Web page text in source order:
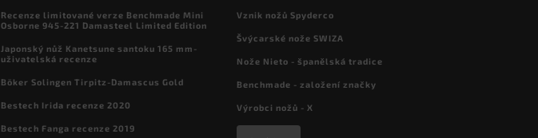
Recenze limitované verze Benchmade Mini
Osborne 945-221 Damasteel Limited Edition
Japonský nůž Kanetsune santoku 165 mm-
uživatelská recenze
Böker Solingen Tirpitz-Damascus Gold
Bestech Irida recenze 2020
Bestech Fanga recenze 2019
Vznik nožů Spyderco
Švýcarské nože SWIZA
Nože Nieto - španělská tradice
Benchmade - založení značky
Výrobci nožů - X